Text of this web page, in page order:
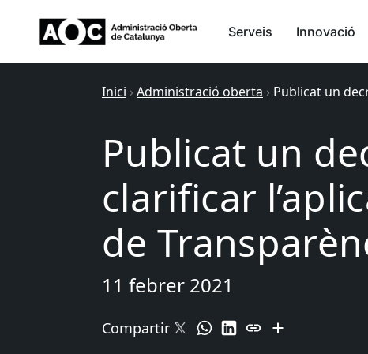
Serveis Innovació
Inici › Administració oberta › Publicat un
Publicat un
clarificar
de
11 febrer 2021
Compartir